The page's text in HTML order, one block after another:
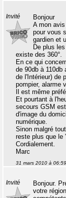
Invité
Bonjour
A mon
pour vous
gardien et
De plus
existe des 360°.
En ce qui
de 90db à 110db
de l'Intérieur) de
pompier, alarme
Il est même
Et pourtant à
secours GSM
d'image du
numérique.
Sinon malgré
reste plus que le
Cordialement.
Marc
31 mars 2010 à 06:59
Invité
Bonjour.
votre